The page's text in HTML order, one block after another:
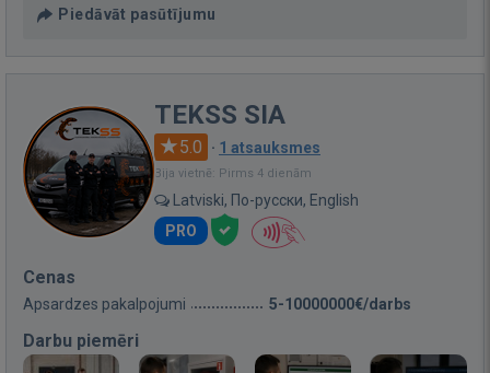
Piedāvāt pasūtījumu
TEKSS SIA
5.0 · 1 atsauksmes
Bija vietnē: Pirms 4 dienām
Latviski, По-русски, English
PRO
Cenas
Apsardzes pakalpojumi 5-10000000€/darbs
Darbu piemēri